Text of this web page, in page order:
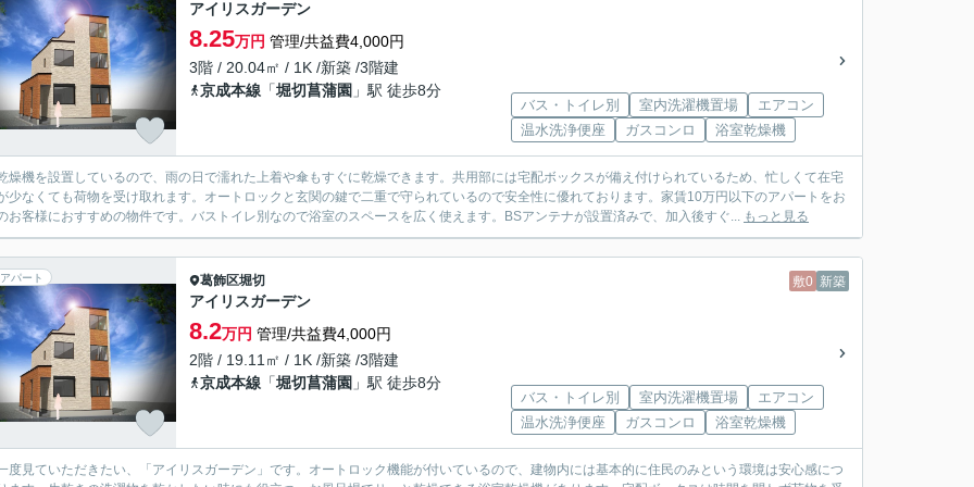
アイリスガーデン
8.25万円 管理/共益費4,000円
3階 / 20.04㎡ / 1K /新築 /3階建
京成本線 「堀切菖蒲園 」駅 徒歩8分
バス・トイレ別 室内洗濯機置場
エアコン
温水洗浄便座
ガスコンロ 浴室乾燥機
燥機を設置しているので、雨の日で濡れた上着や傘もすぐに乾燥できます。共用部には宅配ボックスが備え付けられているため、忙しくて在宅
少なくても荷物を受け取れます。オートロックと玄関の鍵で二重で守られているので安全性に優れております。家賃10万円以下のアパートをお
お客様におすすめの物件です。バストイレ別なので浴室のスペースを広く使えます。BSアンテナが設置済みで、加入後すぐ... もっと見る
アパート 敷0 新築
葛飾区堀切
アイリスガーデン
8.2万円 管理/共益費4,000円
2階 / 19.11㎡ / 1K /新築 /3階建
京成本線 「堀切菖蒲園 」駅 徒歩8分
バス・トイレ別 室内洗濯機置場
エアコン
温水洗浄便座
ガスコンロ 浴室乾燥機
度見ていただきたい、「アイリスガーデン」です。オートロック機能が付いているので、建物内には基本的に住民のみという環境は安心感につ